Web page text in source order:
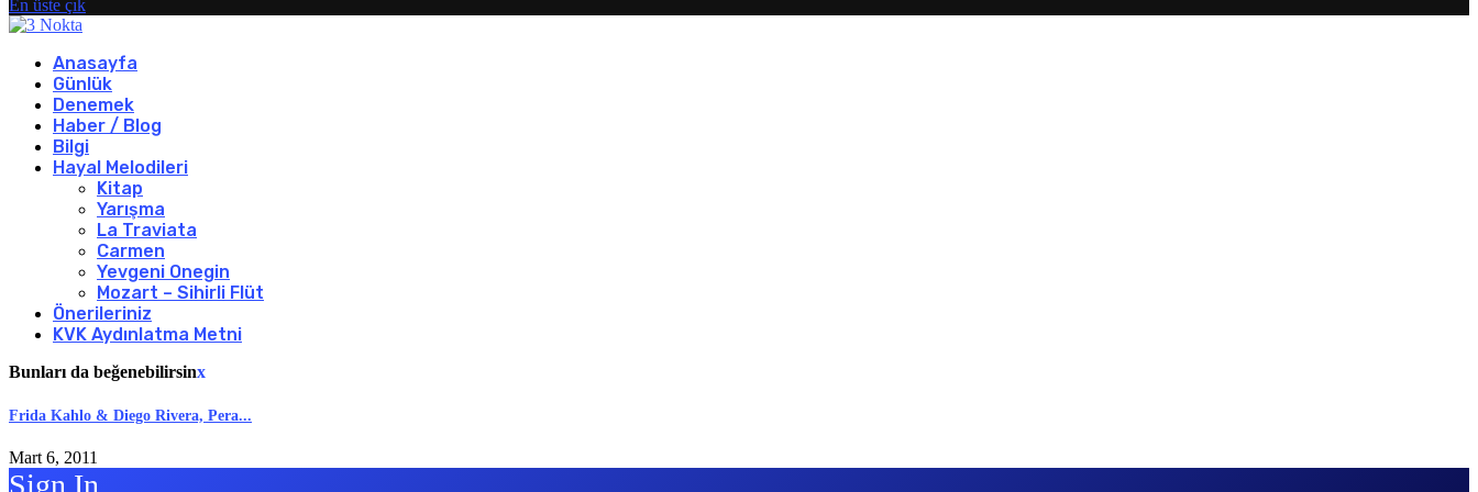
En üste çık
Anasayfa
Günlük
Denemek
Haber / Blog
Bilgi
Hayal Melodileri
Kitap
Yarışma
La Traviata
Carmen
Yevgeni Onegin
Mozart – Sihirli Flüt
Önerileriniz
KVK Aydınlatma Metni
Bunları da beğenebilirsinx
Frida Kahlo & Diego Rivera, Pera...
Mart 6, 2011
Sign In